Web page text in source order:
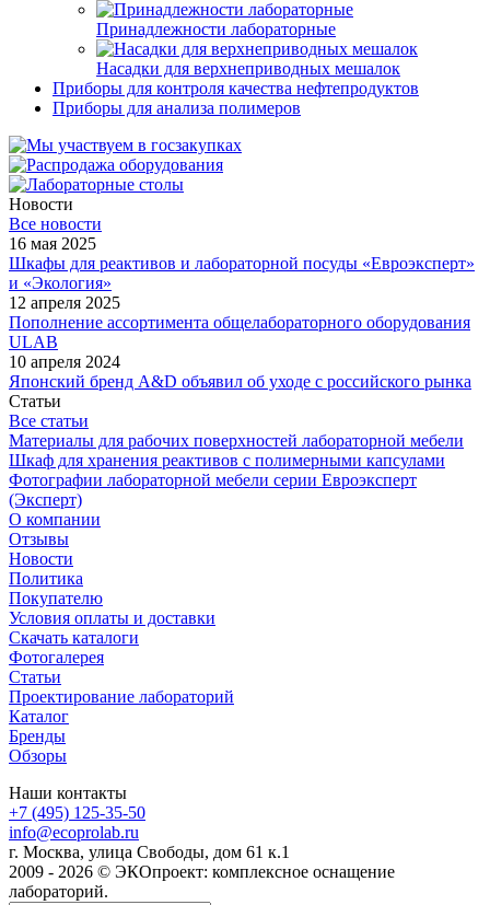
Принадлежности лабораторные
Насадки для верхнеприводных мешалок
Приборы для контроля качества нефтепродуктов
Приборы для анализа полимеров
Новости
Все новости
16 мая 2025
Шкафы для реактивов и лабораторной посуды «Евроэксперт»
и «Экология»
12 апреля 2025
Пополнение ассортимента общелабораторного оборудования
ULAB
10 апреля 2024
Японский бренд A&D объявил об уходе с российского рынка
Статьи
Все статьи
Материалы для рабочих поверхностей лабораторной мебели
Шкаф для хранения реактивов с полимерными капсулами
Фотографии лабораторной мебели серии Евроэксперт
(Эксперт)
О компании
Отзывы
Новости
Политика
Покупателю
Условия оплаты и доставки
Скачать каталоги
Фотогалерея
Статьи
Проектирование лабораторий
Каталог
Бренды
Обзоры
Наши контакты
+7 (495) 125-35-50
info@ecoprolab.ru
г. Москва, улица Свободы, дом 61 к.1
2009 - 2026 © ЭКОпроект: комплексное оснащение
лабораторий.